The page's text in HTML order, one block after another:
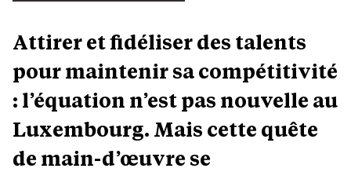
Attirer et fidéliser des talents
pour maintenir sa compétitivité
: l’équation n’est pas nouvelle au
Luxembourg. Mais cette quête
de main-d’œuvre se